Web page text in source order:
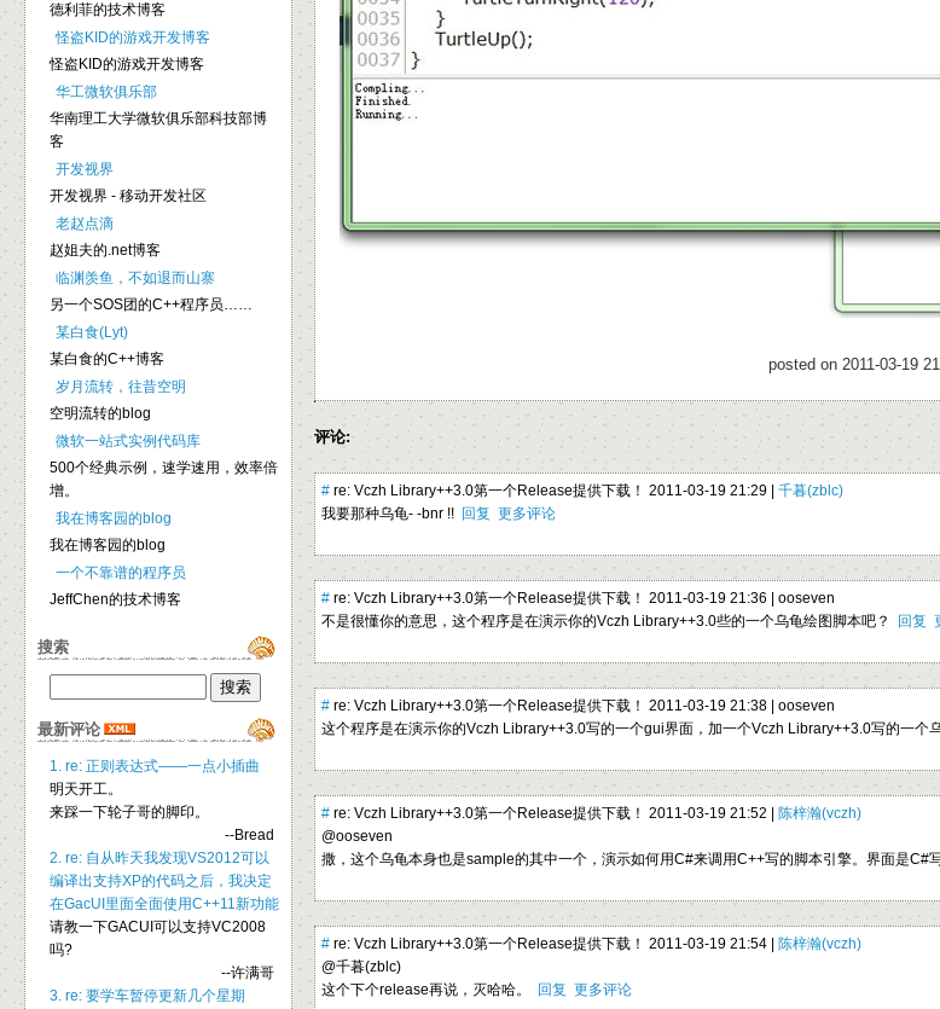
posted on 2011-03-19
评论:
# re: Vczh Library++3.0第一个Release提供下载！ 2011-03-19 21:29 | 千暮(zblc)
我要那种乌龟- -bnr !! 回复 更多评论
# re: Vczh Library++3.0第一个Release提供下载！ 2011-03-19 21:36 | ooseven
不是很懂你的意思，这个程序是在演示你的Vczh Library++3.0些的一个乌龟绘图脚本吧？
回复
# re: Vczh Library++3.0第一个Release提供下载！ 2011-03-19 21:38 | ooseven
这个程序是在演示你的Vczh Library++3.0写的一个gui界面，加一个Vczh Library++3.0写的一个
# re: Vczh Library++3.0第一个Release提供下载！ 2011-03-19 21:52 | 陈梓瀚(vczh)
@ooseven
撒，这个乌龟本身也是sample的其中一个，演示如何用C#来调用C++写的脚本引擎。界面是C#
# re: Vczh Library++3.0第一个Release提供下载！ 2011-03-19 21:54 | 陈梓瀚(vczh)
@千暮(zblc)
这个下个release再说，灭哈哈。
回复 更多评论
德利菲的技术博客
怪盗KID的游戏开发博客
怪盗KID的游戏开发博客
华工微软俱乐部
华南理工大学微软俱乐部科技部博
客
开发视界
开发视界 - 移动开发社区
老赵点滴
赵姐夫的.net博客
临渊羡鱼，不如退而山寨
另一个SOS团的C++程序员……
某白食(Lyt)
某白食的C++博客
岁月流转，往昔空明
空明流转的blog
微软一站式实例代码库
500个经典示例，速学速用，效率倍
增。
我在博客园的blog
我在博客园的blog
一个不靠谱的程序员
JeffChen的技术博客
搜索
最新评论
1. re: 正则表达式——一点小插曲
明天开工。
来踩一下轮子哥的脚印。
--Bread
2. re: 自从昨天我发现VS2012可以
编译出支持XP的代码之后，我决定
在GacUI里面全面使用C++11新功能
请教一下GACUI可以支持VC2008
吗?
--许满哥
3. re: 要学车暂停更新几个星期